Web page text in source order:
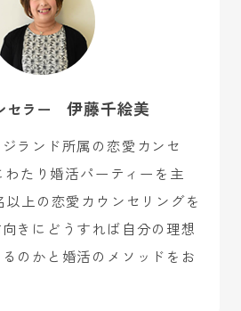
セラー 伊藤千絵美
ランド所属の恋愛カンセ
わたり婚活パーティーを主
上の恋愛カウンセリングを
きにどうすれば自分の理想
のかと婚活のメソッドをお